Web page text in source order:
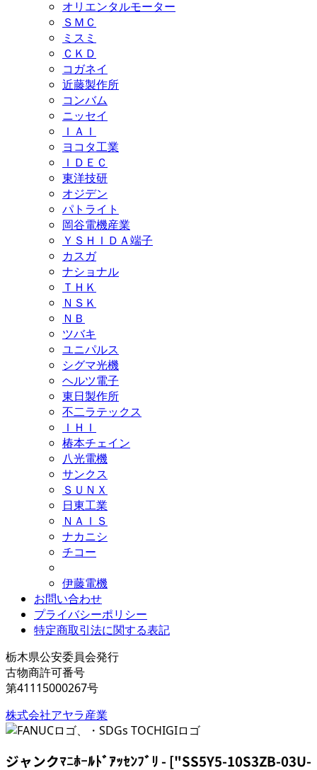
オリエンタルモーター
ＳＭＣ
ミスミ
ＣＫＤ
コガネイ
近藤製作所
コンバム
ニッセイ
ＩＡＩ
ヨコタ工業
ＩＤＥＣ
東洋技研
オジデン
パトライト
岡谷電機産業
ＹＳＨＩＤＡ端子
カスガ
ナショナル
ＴＨＫ
ＮＳＫ
ＮＢ
ツバキ
ユニパルス
シグマ光機
ヘルツ電子
東日製作所
不二ラテックス
ＩＨＩ
椿本チェイン
八光電機
サンクス
ＳＵＮＸ
日東工業
ＮＡＩＳ
ナカニシ
チコー
伊藤電機
お問い合わせ
プライバシーポリシー
特定商取引法に関する表記
栃木県公安委員会発行
古物商許可番号
第41115000267号
株式会社アヤラ産業
ジャンクﾏﾆﾎｰﾙﾄﾞｱｯｾﾝﾌﾞﾘ - ["SS5Y5-10S3ZB-03U-